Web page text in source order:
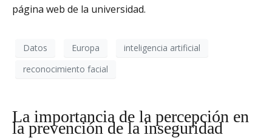
página web de la universidad.
Datos Europa
inteligencia artificial
reconocimiento facial
La importancia de la percepción en
la prevención de la inseguridad